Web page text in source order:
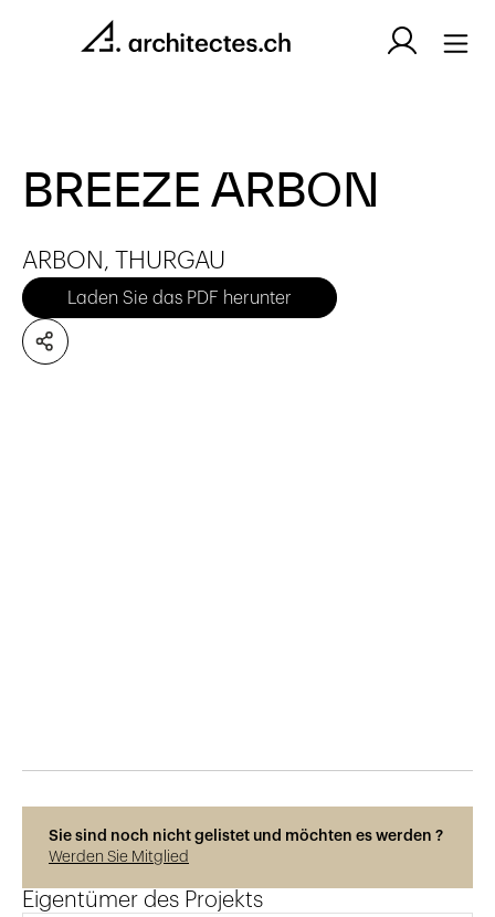
BREEZE ARBON
ARBON, THURGAU
Laden Sie das PDF herunter
Sie sind noch nicht gelistet und möchten es werden ?
Werden Sie Mitglied
Eigentümer des Projekts